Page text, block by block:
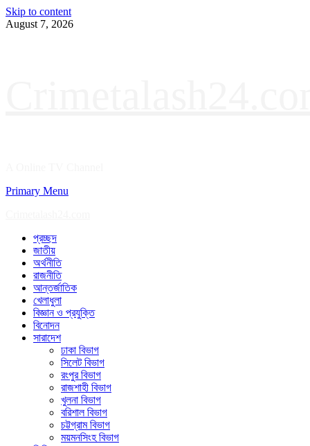
Skip to content
August 7, 2026
Primary Menu
প্রচ্ছদ
জাতীয়
অর্থনীতি
রাজনীতি
আন্তর্জাতিক
খেলাধুলা
বিজ্ঞান ও প্রযুক্তি
বিনোদন
সারাদেশ
ঢাকা বিভাগ
সিলেট বিভাগ
রংপুর বিভাগ
রাজশাহী বিভাগ
খুলনা বিভাগ
বরিশাল বিভাগ
চট্টগ্রাম বিভাগ
ময়মনসিংহ বিভাগ